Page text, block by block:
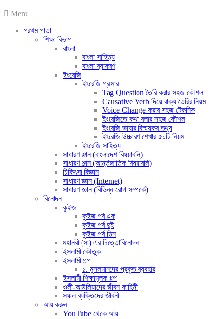
Menu
প্রথম পাতা
শিক্ষা বিভাগ
বাংলা
বাংলা সাহিত্য
বাংলা ব্যাকরণ
ইংরেজি
ইংরেজি গ্রামার
Tag Question তৈরি করার সহজ কৌশল
Causative Verb দিয়ে বাক্য তৈরির নিয়ম
Voice Change করার সহজ টেকনিক
ইংরেজিতে কথা বলার সহজ কৌশল
ইংরেজি ভাষার বিস্ময়কর তথ্য
ইংরেজি উচ্চারণ শেখার ৫০টি নিয়ম
ইংরেজি সাহিত্য
সাধারণ ঞ্জান (বাংলাদেশ বিষয়াবলি)
সাধারণ ঞ্জান (আর্ন্তজাতিক বিষয়াবলি)
চিকিৎসা বিজ্ঞান
সাধারণ জ্ঞান (Internet)
সাধারণ জ্ঞান (বিভিন্ন রোগ সম্পর্কে)
বিনোদন
কুইজ
কুইজ পর্ব এক
কুইজ পর্ব দুই
কুইজ পর্ব তিন
মহানবী (সা) এর চিত্তোবিনোদন
ইসলামী কৌতুক
ইসলামী গল্প
১. মুসলমানদের প্রকৃত ব্যবহার
ইসলামী শিক্ষামূলক গল্প
ওলী-আউলিয়াদের জীবন কাহিনী
সফল ব্যক্তিদের জীবনী
আয় করুন
YouTube থেকে আয়